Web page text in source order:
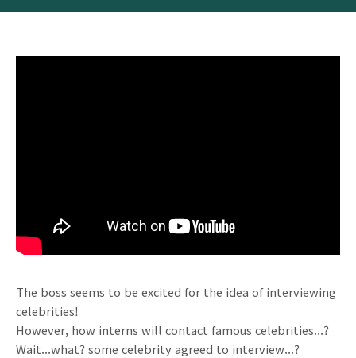
The boss seems to be excited for the idea of interviewing
celebrities!
However, how interns will contact famous celebrities...?
Wait...what? some celebrity agreed to interview...?